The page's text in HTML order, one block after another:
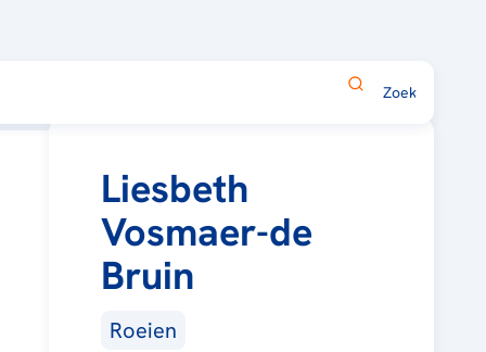
Liesbeth
Vosmaer-de
Bruin
Roeien